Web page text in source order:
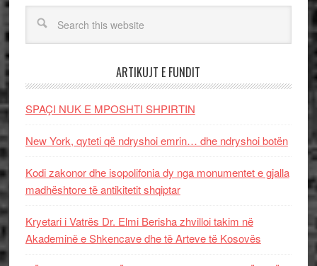
ARTIKUJT E FUNDIT
SPAÇI NUK E MPOSHTI SHPIRTIN
New York, qyteti që ndryshoi emrin… dhe ndryshoi botën
Kodi zakonor dhe isopolifonia dy nga monumentet e gjalla
madhështore të antikitetit shqiptar
Kryetari i Vatrës Dr. Elmi Berisha zhvilloi takim në
Akademinë e Shkencave dhe të Arteve të Kosovës